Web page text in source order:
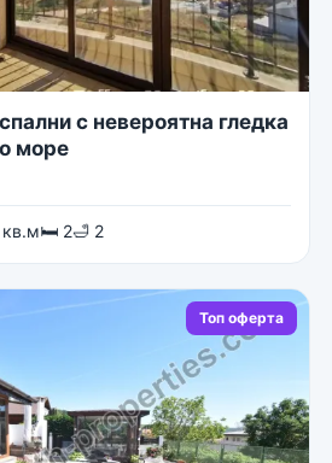
с невероятна гледка
море
🛏 2🛁 2
Топ оферта